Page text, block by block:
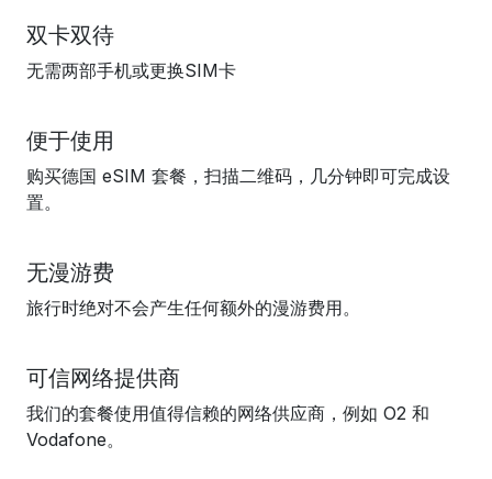
双卡双待
无需两部手机或更换SIM卡
便于使用
购买德国 eSIM 套餐，扫描二维码，几分钟即可完成设
置。
无漫游费
旅行时绝对不会产生任何额外的漫游费用。
可信网络提供商
我们的套餐使用值得信赖的网络供应商，例如 O2 和
Vodafone。